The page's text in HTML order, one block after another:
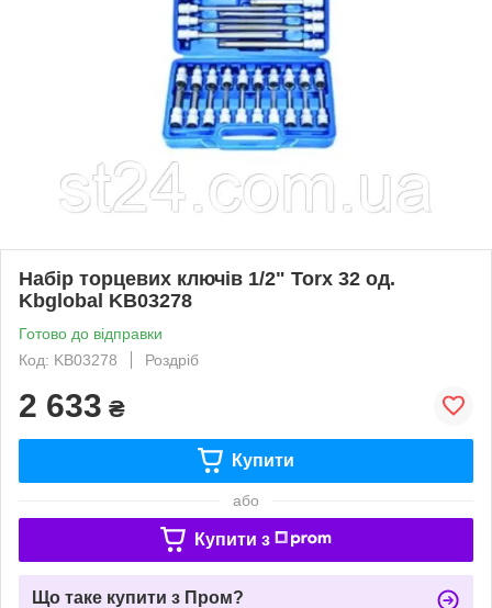
Набір торцевих ключів 1/2" Torx 32 од.
Kbglobal KB03278
Готово до відправки
Код: KB03278
Роздріб
2 633 ₴
Купити
або
Купити з
Що таке купити з Пром?